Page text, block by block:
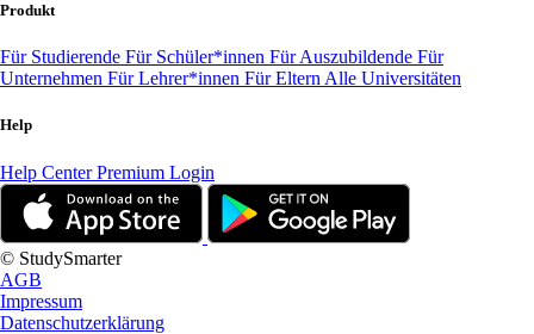
Produkt
Für Studierende Für Schüler*innen Für Auszubildende Für
Unternehmen Für Lehrer*innen Für Eltern Alle Universitäten
Help
Help CenterPremium Login
© StudySmarter
AGB
Impressum
Datenschutzerklärung